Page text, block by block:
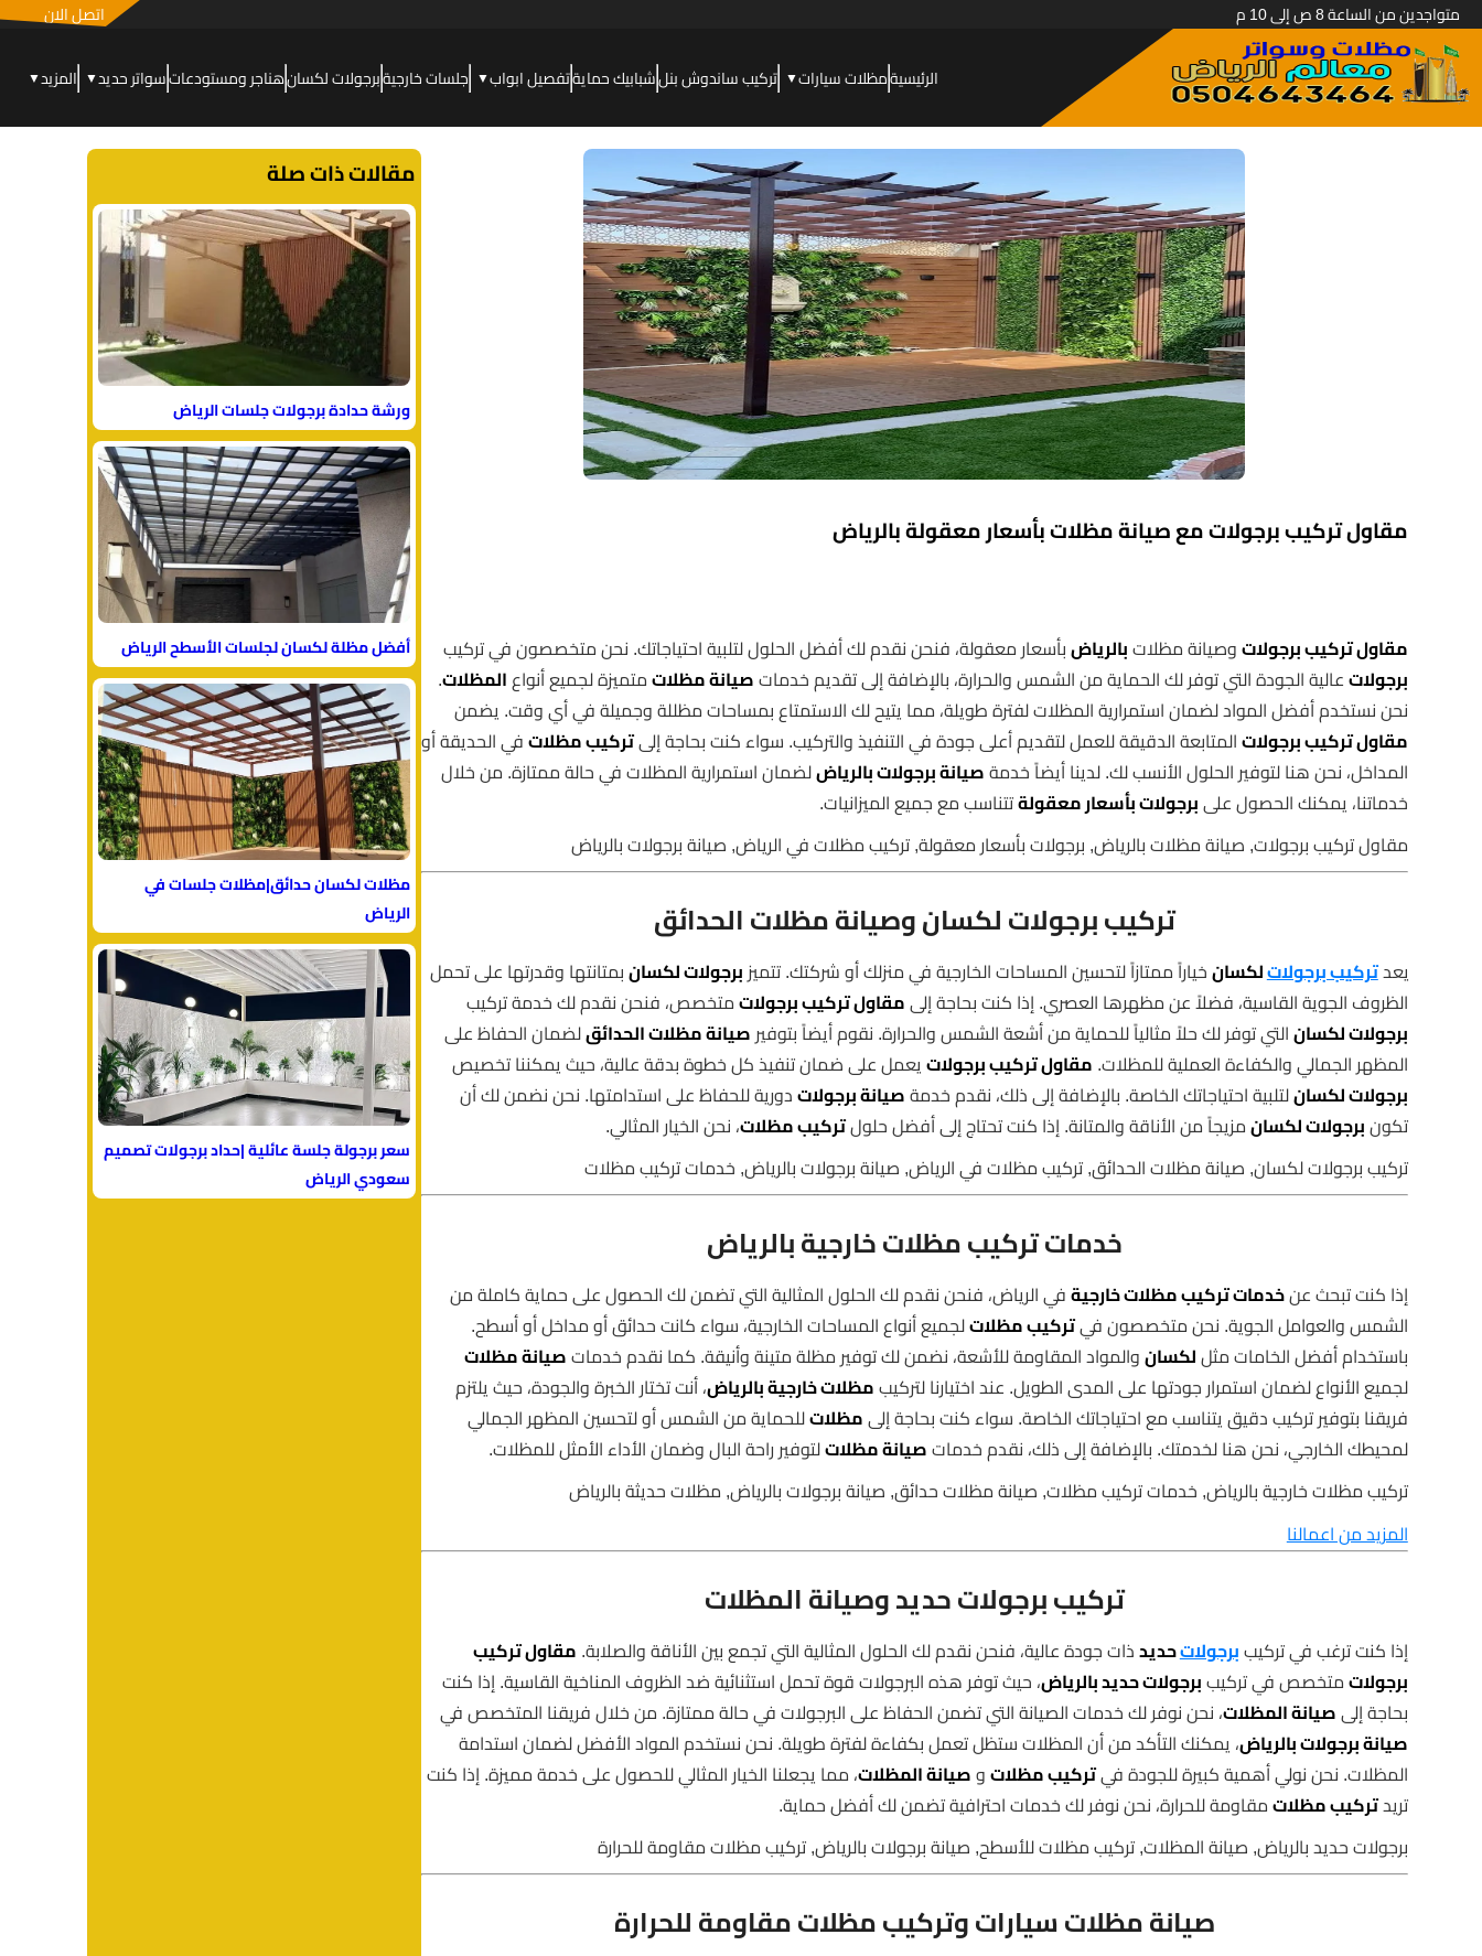
متواجدين من الساعة 8 ص إلى 10 م اتصل الان
الرئيسيةمظلات سيارات▼ تركيب ساندوش بنلشبابيك حمايةتفصيل ابواب▼ جلسات خارجيةبرجولات لكسانهناجر ومستودعاتسواتر حديد▼ المزيد▼
مقاول تركيب برجولات مع صيانة مظلات بأسعار معقولة بالرياض
مقاول تركيب برجولاتوصيانة مظلاتبالرياضبأسعار معقولة، فنحن نقدم لك أفضل الحلول لتلبية احتياجاتك. نحن متخصصون في تركيب
برجولاتعالية الجودة التي توفر لك الحماية من الشمس والحرارة، بالإضافة إلى تقديم خدماتصيانة مظلاتمتميزة لجميع أنواعالمظلات.
نحن نستخدم أفضل المواد لضمان استمرارية المظلات لفترة طويلة، مما يتيح لك الاستمتاع بمساحات مظللة وجميلة في أي وقت. يضمن
مقاول تركيب برجولاتالمتابعة الدقيقة للعمل لتقديم أعلى جودة في التنفيذ والتركيب. سواء كنت بحاجة إلىتركيب مظلاتفي الحديقة أو
المداخل، نحن هنا لتوفير الحلول الأنسب لك. لدينا أيضاً خدمةصيانة برجولات بالرياضلضمان استمرارية المظلات في حالة ممتازة. من خلال
خدماتنا، يمكنك الحصول علىبرجولات بأسعار معقولةتتناسب مع جميع الميزانيات.
مقاول تركيب برجولات, صيانة مظلات بالرياض, برجولات بأسعار معقولة, تركيب مظلات في الرياض, صيانة برجولات بالرياض
تركيب برجولات لكسان وصيانة مظلات الحدائق
يعدتركيب برجولاتلكسانخياراً ممتازاً لتحسين المساحات الخارجية في منزلك أو شركتك. تتميزبرجولات لكسانبمتانتها وقدرتها على تحمل
الظروف الجوية القاسية، فضلاً عن مظهرها العصري. إذا كنت بحاجة إلىمقاول تركيب برجولاتمتخصص، فنحن نقدم لك خدمة تركيب
برجولات لكسانالتي توفر لك حلاً مثالياً للحماية من أشعة الشمس والحرارة. نقوم أيضاً بتوفيرصيانة مظلات الحدائقلضمان الحفاظ على
المظهر الجمالي والكفاءة العملية للمظلات. مقاول تركيب برجولاتيعمل على ضمان تنفيذ كل خطوة بدقة عالية، حيث يمكننا تخصيص
برجولات لكسانلتلبية احتياجاتك الخاصة. بالإضافة إلى ذلك، نقدم خدمةصيانة برجولاتدورية للحفاظ على استدامتها. نحن نضمن لك أن
تكونبرجولات لكسانمزيجاً من الأناقة والمتانة. إذا كنت تحتاج إلى أفضل حلولتركيب مظلات، نحن الخيار المثالي.
تركيب برجولات لكسان, صيانة مظلات الحدائق, تركيب مظلات في الرياض, صيانة برجولات بالرياض, خدمات تركيب مظلات
خدمات تركيب مظلات خارجية بالرياض
إذا كنت تبحث عنخدمات تركيب مظلات خارجيةفي الرياض، فنحن نقدم لك الحلول المثالية التي تضمن لك الحصول على حماية كاملة من
الشمس والعوامل الجوية. نحن متخصصون فيتركيب مظلاتلجميع أنواع المساحات الخارجية، سواء كانت حدائق أو مداخل أو أسطح.
باستخدام أفضل الخامات مثللكسانوالمواد المقاومة للأشعة، نضمن لك توفير مظلة متينة وأنيقة. كما نقدم خدماتصيانة مظلات
لجميع الأنواع لضمان استمرار جودتها على المدى الطويل. عند اختيارنا لتركيبمظلات خارجية بالرياض، أنت تختار الخبرة والجودة، حيث يلتزم
فريقنا بتوفير تركيب دقيق يتناسب مع احتياجاتك الخاصة. سواء كنت بحاجة إلىمظلاتللحماية من الشمس أو لتحسين المظهر الجمالي
لمحيطك الخارجي، نحن هنا لخدمتك. بالإضافة إلى ذلك، نقدم خدماتصيانة مظلاتلتوفير راحة البال وضمان الأداء الأمثل للمظلات.
تركيب مظلات خارجية بالرياض, خدمات تركيب مظلات, صيانة مظلات حدائق, صيانة برجولات بالرياض, مظلات حديثة بالرياض
المزيد من اعمالنا
تركيب برجولات حديد وصيانة المظلات
إذا كنت ترغب في تركيببرجولاتحديدذات جودة عالية، فنحن نقدم لك الحلول المثالية التي تجمع بين الأناقة والصلابة. مقاول تركيب
برجولاتمتخصص في تركيببرجولات حديد بالرياض، حيث توفر هذه البرجولات قوة تحمل استثنائية ضد الظروف المناخية القاسية. إذا كنت
بحاجة إلىصيانة المظلات، نحن نوفر لك خدمات الصيانة التي تضمن الحفاظ على البرجولات في حالة ممتازة. من خلال فريقنا المتخصص في
صيانة برجولات بالرياض، يمكنك التأكد من أن المظلات ستظل تعمل بكفاءة لفترة طويلة. نحن نستخدم المواد الأفضل لضمان استدامة
المظلات. نحن نولي أهمية كبيرة للجودة فيتركيب مظلاتوصيانة المظلات، مما يجعلنا الخيار المثالي للحصول على خدمة مميزة. إذا كنت
تريدتركيب مظلاتمقاومة للحرارة، نحن نوفر لك خدمات احترافية تضمن لك أفضل حماية.
برجولات حديد بالرياض, صيانة المظلات, تركيب مظلات للأسطح, صيانة برجولات بالرياض, تركيب مظلات مقاومة للحرارة
صيانة مظلات سيارات وتركيب مظلات مقاومة للحرارة
مقالات ذات صلة
ورشة حدادة برجولات جلسات الرياض
أفضل مظلة لكسان لجلسات الأسطح الرياض
مظلات لكسان حدائق|مظلات جلسات في
الرياض
سعر برجولة جلسة عائلية |حداد برجولات تصميم
سعودي الرياض